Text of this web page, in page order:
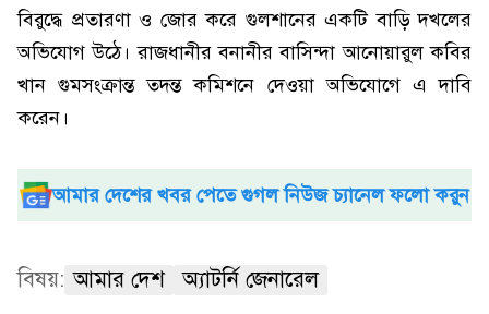
বিরুদ্ধে প্রতারণা ও জোর করে গুলশানের একটি বাড়ি দখলের
অভিযোগ উঠে। রাজধানীর বনানীর বাসিন্দা আনোয়ারুল কবির
খান গুমসংক্রান্ত তদন্ত কমিশনে দেওয়া অভিযোগে এ দাবি
করেন।
আমার দেশের খবর পেতে গুগল নিউজ চ্যানেল ফলো করুন
বিষয়: আমার দেশ অ্যাটর্নি জেনারেল